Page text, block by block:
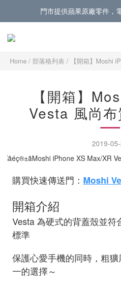
門市提供蘋果原廠零件，
門市提供蘋果原廠零件，
登入會員滿 $899 即享免運
Home / 部落格列表 / 【開箱】Moshi
【開箱】
Vesta 風尚
2019-
購買快速傳送門： Moshi
開箱介紹
Vesta 為硬式的背蓋殼並
標準
保護心愛手機的同時，粗
一的選擇～